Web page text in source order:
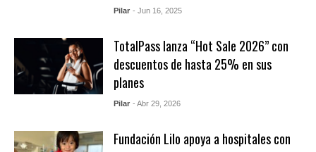
Pilar - Jun 16, 2025
TotalPass lanza “Hot Sale 2026” con
descuentos de hasta 25% en sus
planes
Pilar - Abr 29, 2026
Fundación Lilo apoya a hospitales con